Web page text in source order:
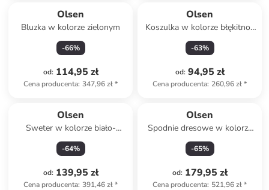
Olsen
Bluzka w kolorze zielonym
-66%
od: 114,95 zł
Cena producenta: 347,96 zł*
Olsen
Koszulka w kolorze błękitno-
granatowym
-63%
od: 94,95 zł
Cena producenta: 260,96 zł*
Olsen
Sweter w kolorze biało-
zielonym
-64%
od: 139,95 zł
Cena producenta: 391,46 zł*
Olsen
Spodnie dresowe w kolorze
khaki
-65%
od: 179,95 zł
Cena producenta: 521,96 zł*